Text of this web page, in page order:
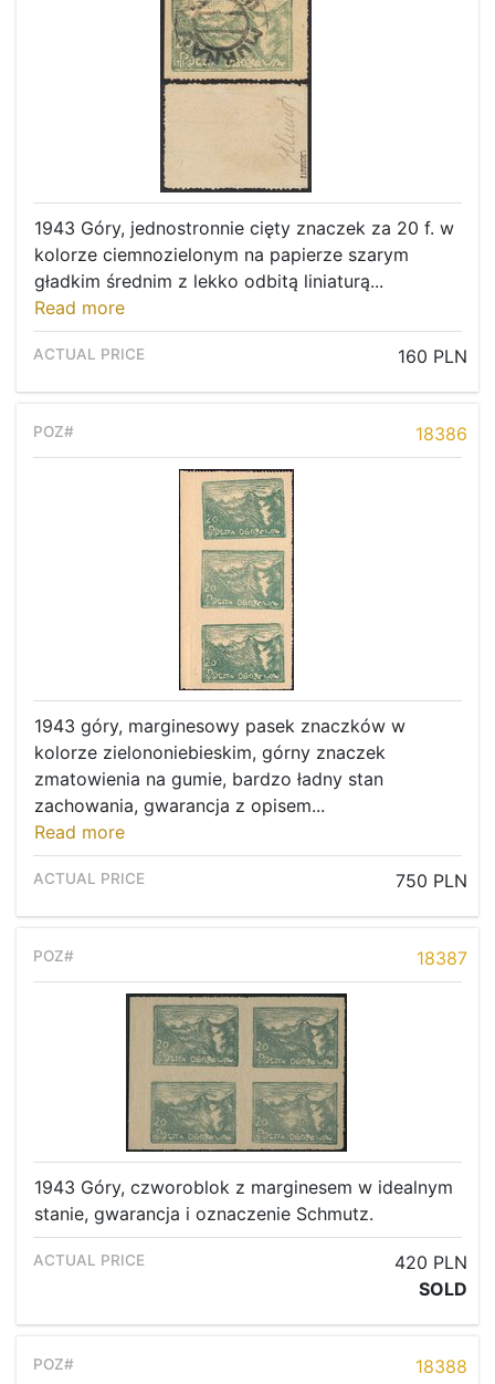
1943 Góry, jednostronnie cięty znaczek za 20 f. w
kolorze ciemnozielonym na papierze szarym
gładkim średnim z lekko odbitą liniaturą...
Read more
160 PLN
18386
1943 góry, marginesowy pasek znaczków w
kolorze zielononiebieskim, górny znaczek
zmatowienia na gumie, bardzo ładny stan
zachowania, gwarancja z opisem...
Read more
750 PLN
18387
1943 Góry, czworoblok z marginesem w idealnym
stanie, gwarancja i oznaczenie Schmutz.
420 PLN
SOLD
18388